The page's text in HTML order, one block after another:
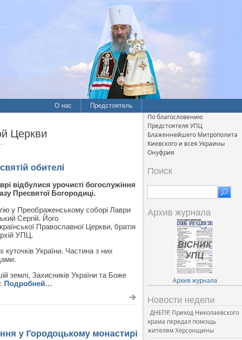
О нас Предстоятель
Церкви
обителі
відбулися урочисті богослужіння
Пресвятої Богородиці.
у Преображенському соборі Лаври
Сергій. Його
Православної Церкви, братія
УПЦ.
куточків України. Частина з них
землі, Захисників України та Боже
Подробней…
у Городоцькому монастирі
По благословению
Предстоятеля УПЦ
Блаженнейшего Митрополита
Киевского и всея Украины
Онуфрия
Поиск
Архив журнала
Архив журнала
Новости недели
ДНЕПР. Приход Николаевского
храма передал помощь
жителям Херсонщины